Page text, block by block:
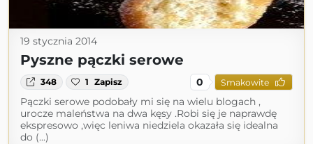
19 stycznia 2014
Pyszne pączki serowe
348 1 Zapisz 0 Smakowite
Pączki serowe podobały mi się na wielu blogach ,
urocze maleństwa na dwa kęsy .Robi się je naprawdę
ekspresowo ,więc leniwa niedziela okazała się idealna
do (...)